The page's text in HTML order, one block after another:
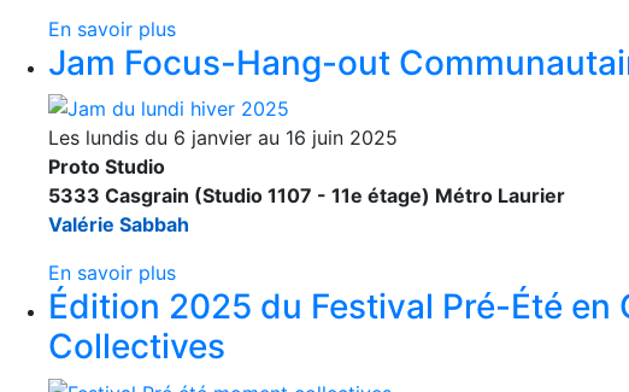
En savoir plus
Jam Focus-Hang-out
Les lundis du 6 janvier au 16 juin 2025
Proto Studio
5333 Casgrain (Studio 1107 - 11e étage) Métro Laurier
Valérie Sabbah
En savoir plus
Édition 2025 du Festival Pré-Été en
Collectives